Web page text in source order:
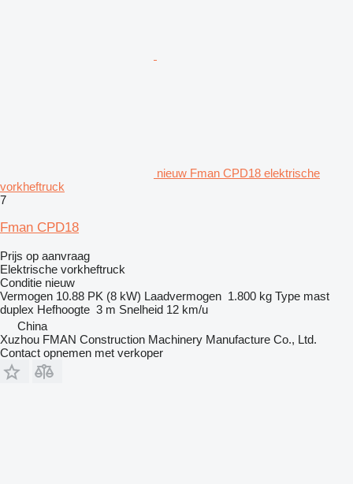
nieuw Fman CPD18 elektrische
vorkheftruck
7
Fman CPD18
Prijs op aanvraag
Elektrische vorkheftruck
Conditie nieuw
Vermogen 10.88 PK (8 kW) Laadvermogen 1.800 kg Type mast
duplex Hefhoogte 3 m Snelheid 12 km/u
China
Xuzhou FMAN Construction Machinery Manufacture Co., Ltd.
Contact opnemen met verkoper